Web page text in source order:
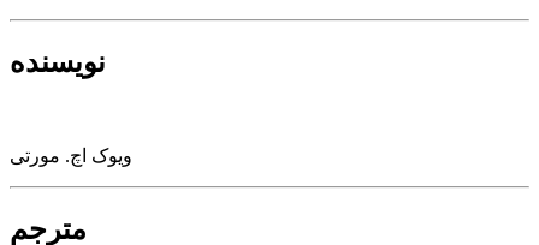
نویسنده
ویوک اچ. مورتی
مترجم